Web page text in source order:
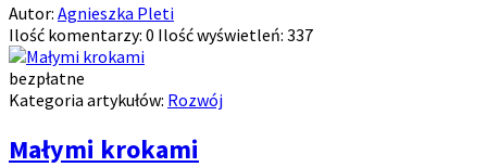
Autor: Agnieszka Pleti
Ilość komentarzy: 0 Ilość wyświetleń: 337
bezpłatne
Kategoria artykułów: Rozwój
Małymi krokami